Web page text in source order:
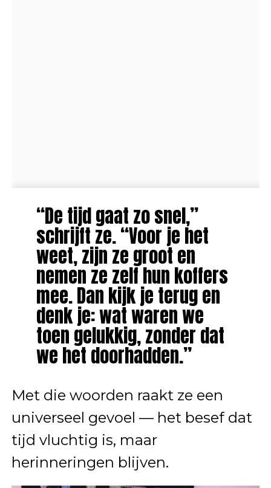
“De tijd gaat zo snel,”
schrijft ze. “Voor je het
weet, zijn ze groot en
nemen ze zelf hun koffers
mee. Dan kijk je terug en
denk je: wat waren we
toen gelukkig, zonder dat
we het doorhadden.”
Met die woorden raakt ze een
universeel gevoel — het besef dat
tijd vluchtig is, maar
herinneringen blijven.